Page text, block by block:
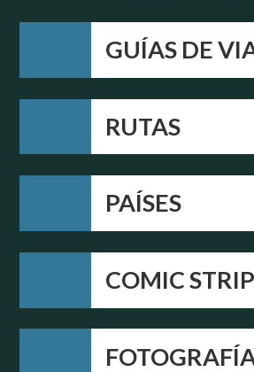
GUÍAS DE
RUTAS
PAÍSES
COMIC STRIP